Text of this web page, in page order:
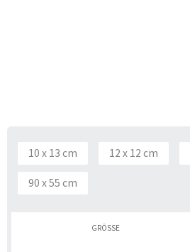
10 x 13 cm 12 x 12 cm
90 x 55 cm
GRÖSSE